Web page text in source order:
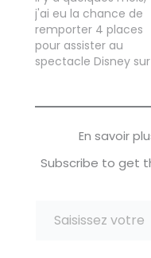
garçons se sont bien
occupés de moi! Et
je ne voulais pas
rater ce moment
j'ai eu la chance de
remporter 4 places
pour assister au
spectacle Disney sur
un concours sur
pouvez imaginer à
quel point j'étais
impatiente lorsque
j'avais gagné ces
En savoir
Subscribe to get